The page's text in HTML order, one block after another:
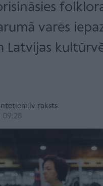
varēs
Latvijas
raksts
09:28